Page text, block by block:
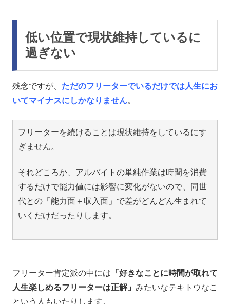
低い位置で現状維持しているに
過ぎない
残念ですが、 ただのフリーターでいるだけでは人生にお
いてマイナスにしかなりません。
フリーターを続けることは現状維持をしているにす
ぎません。
それどころか、アルバイトの単純作業は時間を消費
するだけで能力値には影響に変化がないので、同世
代との「能力面＋収入面」で差がどんどん生まれて
いくだけだったりします。
フリーター肯定派の中には 「好きなことに時間が取れて
人生楽しめるフリーターは正解」 みたいなテキトウなこ
という人もいたりします。